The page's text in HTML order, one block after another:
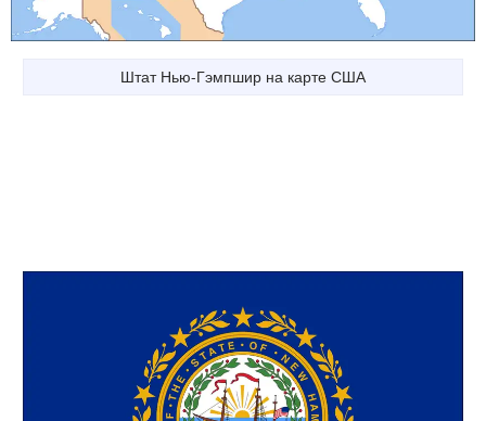
Штат Нью-Гэмпшир на карте США